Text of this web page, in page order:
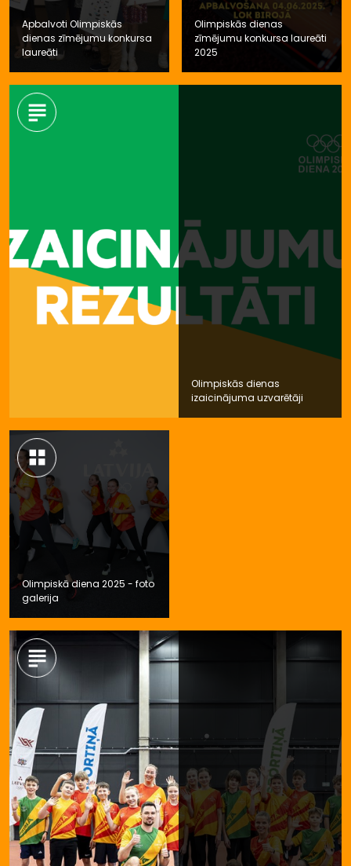
Apbalvoti Olimpiskās
dienas zīmējumu konkursa
laureāti
Olimpiskās dienas
zīmējumu konkursa laureāti
2025
Olimpiskās dienas
izaicinājuma uzvarētāji
Olimpiskā diena 2025 - foto
galerija